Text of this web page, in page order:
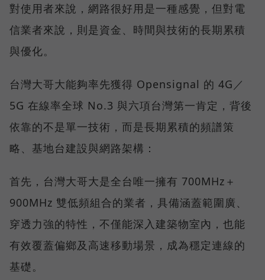
對使用者來說，網路很好用是一種感覺，但對電
信業者來說，則是資金、時間與技術的長期累積
與優化。
台灣大哥大能夠率先獲得 Opensignal 的 4G／
5G 在線率全球 No.3 與六項台灣第一肯定，背後
依靠的不是單一技術，而是長期累積的頻譜策
略、基地台建設與網路架構：
首先，台灣大哥大是全台唯一擁有 700MHz＋
900MHz 雙低頻組合的業者，具備涵蓋範圍廣、
穿透力強的特性，不僅能深入建築物室內，也能
有效覆蓋偏鄉及高速移動場景，成為穩定連線的
基礎。